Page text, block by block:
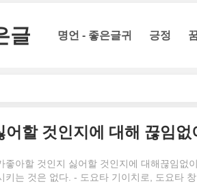
글 명언 - 좋은글귀 긍정
좋아할 것인지 싫어할 것인지에 대해끊임없
키는 것은 없다. - 도요타 기이치로, 도요타